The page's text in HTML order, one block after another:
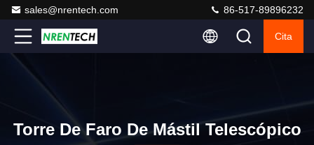
sales@nrentech.com 86-517-89896232
Cita
Torre De Faro De Mástil Telescópico